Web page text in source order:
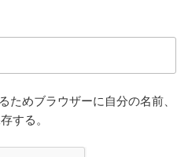
ためブラウザーに自分の名前、
する。